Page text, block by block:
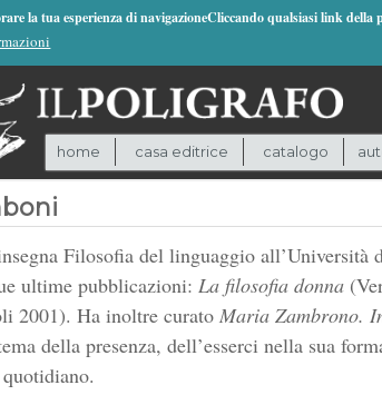
la tua esperienza di navigazioneCliccando qualsiasi link della
home casa editrice catalogo
Filosofia del linguaggio
ultime pubblicazioni: La filosofia donna
2001). Ha inoltre curato Maria Zambrono.
della presenza, dell’esserci nella sua